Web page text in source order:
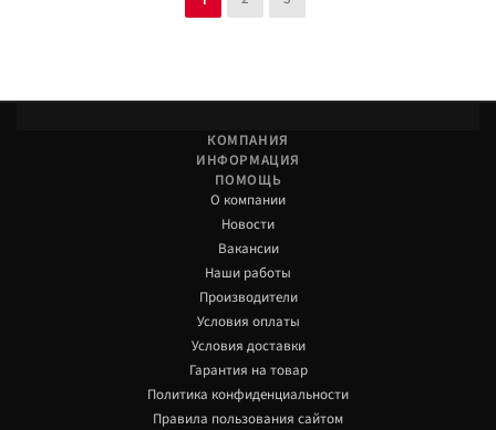
КОМПАНИЯ
ИНФОРМАЦИЯ
ПОМОЩЬ
О компании
Новости
Вакансии
Наши работы
Производители
Условия оплаты
Условия доставки
Гарантия на товар
Политика конфиденциальности
Правила пользования сайтом